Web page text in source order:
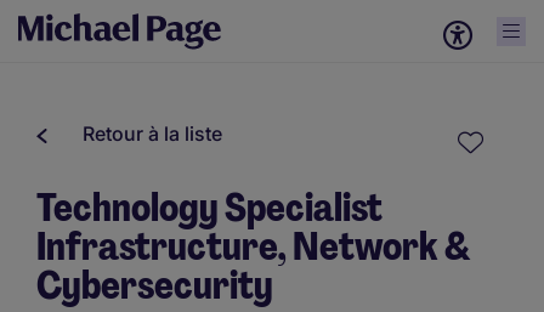
Retour à la liste
Technology Specialist
Infrastructure, Network &
Cybersecurity